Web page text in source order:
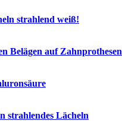
strahlend weiß!
Belägen auf Zahnprothesen
strahlendes Lächeln